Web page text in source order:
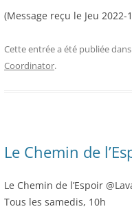
(Message reçu le Jeu 2022-
Cette entrée a été publiée dans
Coordinator.
Le Chemin de
Le Chemin de l’Espoir
Tous les samedis, 10h